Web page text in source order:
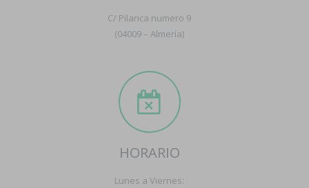
C/ Pilarica numero 9
(04009 – Almería)
HORARIO
Lunes a Viernes: